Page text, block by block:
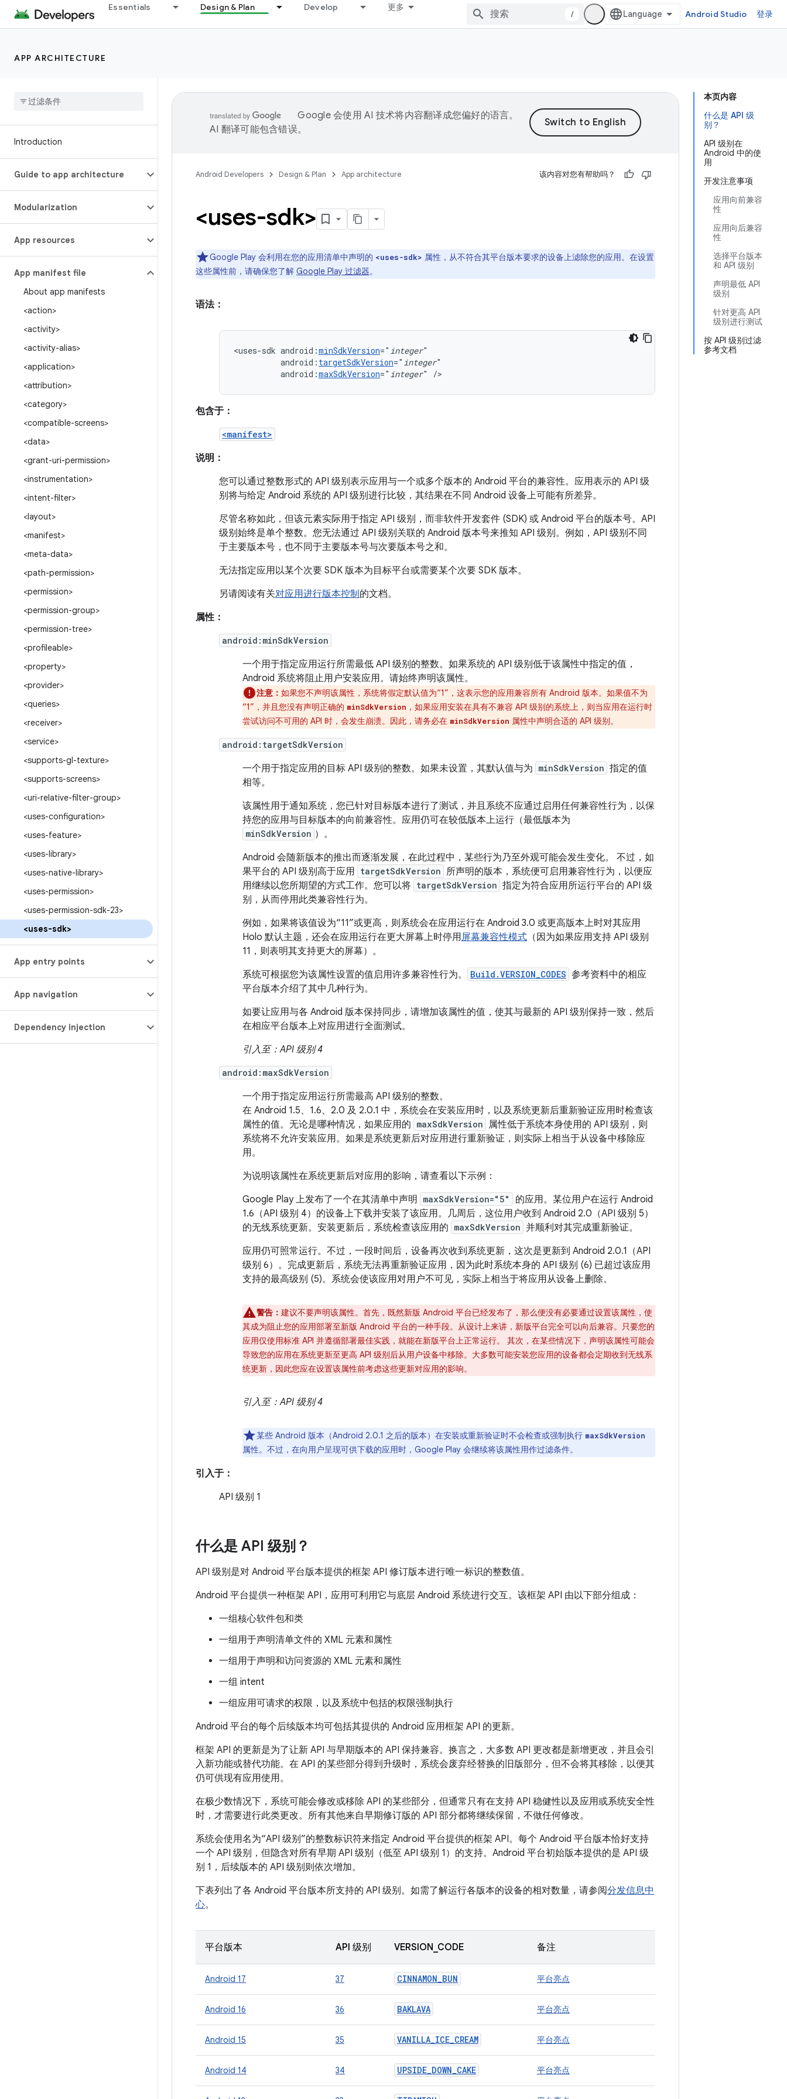
Essentials Design & Plan Develop 更多
/ Android Studio 登录
APP ARCHITECTURE
Introduction
Guide to app architecture
Modularization
App resources
App manifest file
About app manifests
<action>
<activity>
<activity-alias>
<application>
<attribution>
<category>
<compatible-screens>
<data>
<grant-uri-permission>
<instrumentation>
<intent-filter>
<layout>
<manifest>
<meta-data>
<path-permission>
<permission>
<permission-group>
<permission-tree>
<profileable>
<property>
<provider>
<queries>
<receiver>
<service>
<supports-gl-texture>
<supports-screens>
<uri-relative-filter-group>
<uses-configuration>
<uses-feature>
<uses-library>
<uses-native-library>
<uses-permission>
<uses-permission-sdk-23>
<uses-sdk>
App entry points
App navigation
Dependency injection
本页内容
什么是 API 级
别？
API 级别在
Android 中的使
用
开发注意事项
应用向前兼容
性
应用向后兼容
性
选择平台版本
和 API 级别
声明最低 API
级别
针对更高 API
级别进行测试
按 API 级别过滤
参考文档
Google 会使用 AI 技术将内容翻译成您偏好的语言。
AI 翻译可能包含错误。
Android Developers Design & Plan App architecture 该内容对您有帮助吗？
<uses-sdk>
Google Play 会利用在您的应用清单中声明的 <uses-sdk> 属性，从不符合其平台版本要求的设备上滤除您的应用。在设置
这些属性前，请确保您了解 Google Play 过滤器。
语法：
<uses-sdk android:minSdkVersion=" integer
android: targetSdkVersion=" integer
android:maxSdkVersion=" integer" />
包含于：
<manifest>
说明：
您可以通过整数形式的 API 级别表示应用与一个或多个版本的 Android 平台的兼容性。应用表示的 API 级
别将与给定 Android 系统的 API 级别进行比较，其结果在不同 Android 设备上可能有所差异。
尽管名称如此，但该元素实际用于指定 API 级别，而非软件开发套件 (SDK) 或 Android 平台的版本号。 API
级别始终是单个整数。您无法通过 API 级别关联的 Android 版本号来推知 API 级别。例如，API 级别不同
于主要版本号，也不同于主要版本号与次要版本号之和。
无法指定应用以某个次要 SDK 版本为目标平台或需要某个次要 SDK 版本。
另请阅读有关对应用进行版本控制的文档。
属性：
android:minSdkVersion
一个用于指定应用运行所需最低 API 级别的整数。如果系统的 API 级别低于该属性中指定的值，
Android 系统将阻止用户安装应用。请始终声明该属性。
注意： 如果您不声明该属性，系统将假定默认值为“1”，这表示您的应用兼容所有 Android 版本。如果值不为
“1”，并且您没有声明正确的 minSdkVersion ，如果应用安装在具有不兼容 API 级别的系统上，则当应用在运行时
尝试访问不可用的 API 时，会发生崩溃。 因此，请务必在 minSdkVersion 属性中声明合适的 API 级别。
android:targetSdkVersion
一个用于指定应用的目标 API 级别的整数。如果未设置，其默认值与为 minSdkVersion 指定的值
相等。
该属性用于通知系统，您已针对目标版本进行了测试，并且系统不应通过启用任何兼容性行为，以保
持您的应用与目标版本的向前兼容性。应用仍可在较低版本上运行（最低版本为
minSdkVersion ）。
Android 会随新版本的推出而逐渐发展，在此过程中，某些行为乃至外观可能会发生变化。 不过，如
果平台的 API 级别高于应用 targetSdkVersion 所声明的版本，系统便可启用兼容性行为，以便应
用继续以您所期望的方式工作。您可以将 targetSdkVersion 指定为符合应用所运行平台的 API 级
别，从而停用此类兼容性行为。
例如，如果将该值设为“11”或更高，则系统会在应用运行在 Android 3.0 或更高版本上时对其应用
Holo 默认主题，还会在应用运行在更大屏幕上时停用屏幕兼容性模式 （因为如果应用支持 API 级别
11，则表明其支持更大的屏幕）。
系统可根据您为该属性设置的值启用许多兼容性行为。
Build.VERSION_CODES 参考资料中的相应
平台版本介绍了其中几种行为。
如要让应用与各 Android 版本保持同步，请增加该属性的值，使其与最新的 API 级别保持一致，然后
在相应平台版本上对应用进行全面测试。
引入至：API 级别 4
android:maxSdkVersion
一个用于指定应用运行所需最高 API 级别的整数。
在 Android 1.5、1.6、2.0 及 2.0.1 中，系统会在安装应用时，以及系统更新后重新验证应用时检查该
属性的值。无论是哪种情况，如果应用的 maxSdkVersion 属性低于系统本身使用的 API 级别，则
系统将不允许安装应用。如果是系统更新后对应用进行重新验证，则实际上相当于从设备中移除应
用。
为说明该属性在系统更新后对应用的影响，请查看以下示例：
Google Play 上发布了一个在其清单中声明
maxSdkVersion="5"
的应用。某位用户在运行 Android
1.6（API 级别 4）的设备上下载并安装了该应用。几周后，这位用户收到 Android 2.0（API 级别 5）
的无线系统更新。安装更新后，系统检查该应用的 maxSdkVersion 并顺利对其完成重新验证。
应用仍可照常运行。不过，一段时间后，设备再次收到系统更新，这次是更新到 Android 2.0.1（API
级别 6）。完成更新后，系统无法再重新验证应用，因为此时系统本身的 API 级别 (6) 已超过该应用
支持的最高级别 (5)。系统会使该应用对用户不可见，实际上相当于将应用从设备上删除。
警告： 建议不要声明该属性。首先，既然新版 Android 平台已经发布了，那么便没有必要通过设置该属性，使
其成为阻止您的应用部署至新版 Android 平台的一种手段。从设计上来讲，新版平台完全可以向后兼容。只要您的
应用仅使用标准 API 并遵循部署最佳实践，就能在新版平台上正常运行。 其次，在某些情况下，声明该属性可能会
导致您的应用在系统更新至更高 API 级别后从用户设备中移除。大多数可能安装您应用的设备都会定期收到无线系
统更新，因此您应在设置该属性前考虑这些更新对应用的影响。
引入至：API 级别 4
某些 Android 版本（Android 2.0.1 之后的版本）在安装或重新验证时不会检查或强制执行 maxSdkVersion
属性。不过，在向用户呈现可供下载的应用时，Google Play 会继续将该属性用作过滤条件。
引入于：
API 级别 1
什么是 API 级别？
API 级别是对 Android 平台版本提供的框架 API 修订版本进行唯一标识的整数值。
Android 平台提供一种框架 API，应用可利用它与底层 Android 系统进行交互。该框架 API 由以下部分组成：
一组核心软件包和类
一组用于声明清单文件的 XML 元素和属性
一组用于声明和访问资源的 XML 元素和属性
一组 intent
一组应用可请求的权限，以及系统中包括的权限强制执行
Android 平台的每个后续版本均可包括其提供的 Android 应用框架 API 的更新。
框架 API 的更新是为了让新 API 与早期版本的 API 保持兼容。换言之，大多数 API 更改都是新增更改，并且会引
入新功能或替代功能。在 API 的某些部分得到升级时，系统会废弃经替换的旧版部分，但不会将其移除，以便其
仍可供现有应用使用。
在极少数情况下，系统可能会修改或移除 API 的某些部分，但通常只有在支持 API 稳健性以及应用或系统安全性
时，才需要进行此类更改。所有其他来自早期修订版的 API 部分都将继续保留，不做任何修改。
系统会使用名为“API 级别”的整数标识符来指定 Android 平台提供的框架 API。 每个 Android 平台版本恰好支持
一个 API 级别，但隐含对所有早期 API 级别（低至 API 级别 1）的支持。Android 平台初始版本提供的是 API 级
别 1，后续版本的 API 级别则依次增加。
下表列出了各 Android 平台版本所支持的 API 级别。如需了解运行各版本的设备的相对数量，请参阅分发信息中
心。
平台版本 API 级别 VERSION_CODE 备注
Android 17 37 CINNAMON_BUN 平台亮点
Android 16 36 BAKLAVA 平台亮点
Android 15 35 VANILLA_ICE_CREAM 平台亮点
Android 14 34 UPSIDE_DOWN_CAKE 平台亮点